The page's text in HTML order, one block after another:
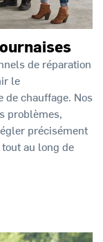
de réparation
le
chauffage. Nos
problèmes,
précisément
au long de